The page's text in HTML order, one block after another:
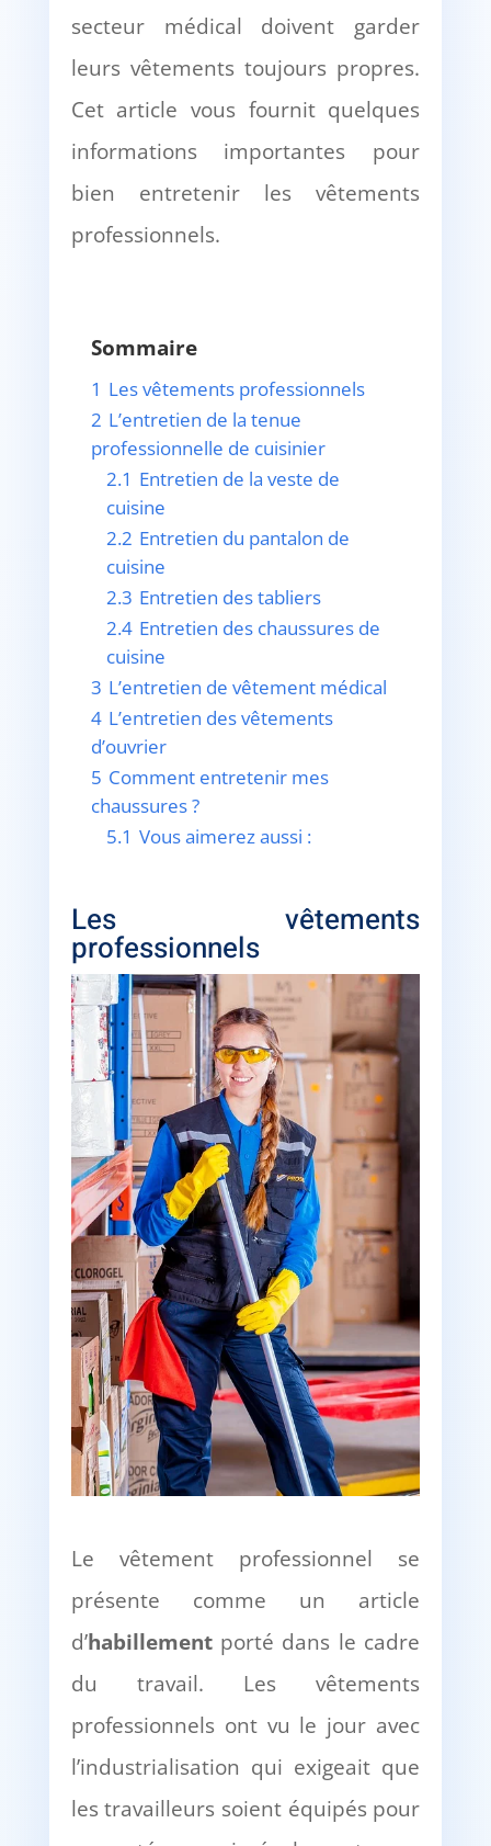
secteur médical doivent garder
leurs vêtements toujours propres.
Cet article vous fournit quelques
informations importantes pour
bien entretenir les vêtements
professionnels.
Sommaire
1 Les vêtements professionnels
2 L’entretien de la tenue
professionnelle de cuisinier
2.1 Entretien de la veste de
cuisine
2.2 Entretien du pantalon de
cuisine
2.3 Entretien des tabliers
2.4 Entretien des chaussures de
cuisine
3 L’entretien de vêtement médical
4 L’entretien des vêtements
d’ouvrier
5 Comment entretenir mes
chaussures ?
5.1 Vous aimerez aussi :
Les vêtements
professionnels
Le vêtement professionnel se
présente comme un article
d’habillementporté dans le cadre
du travail. Les vêtements
professionnels ont vu le jour avec
l’industrialisation qui exigeait que
les travailleurs soient équipés pour